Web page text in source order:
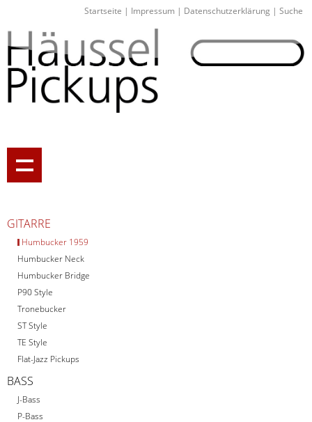
Startseite | Impressum | Datenschutzerklärung | Suche
GITARRE
Humbucker 1959
Humbucker Neck
Humbucker Bridge
P90 Style
Tronebucker
ST Style
TE Style
Flat-Jazz Pickups
BASS
J-Bass
P-Bass